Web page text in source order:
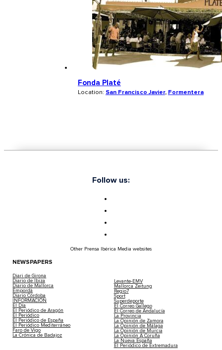
Fonda Platé
Location: San Francisco Javier, Formentera
Follow us:
Other Prensa Ibérica Media websites
NEWSPAPERS
Diari de Girona
Diario de Ibiza
Diario de Mallorca
Empordà
Diario Córdoba
INFORMACIÓN
El Día
El Periódico de Aragón
El Periódico
El Periódico de España
El Periódico Mediterráneo
Faro de Vigo
La Crónica de Badajoz
Levante-EMV
Mallorca Zeitung
Regio7
Sport
Superdeporte
El Correo Gallego
El Correo de Andalucía
La Provincia
La Opinión de Zamora
La Opinión de Málaga
La Opinión de Murcia
La Opinión A Coruña
La Nueva España
El Periódico de Extremadura